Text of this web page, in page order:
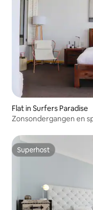
Flat in Surfers Paradise
Zonsondergangen en
Superhost
Superhost